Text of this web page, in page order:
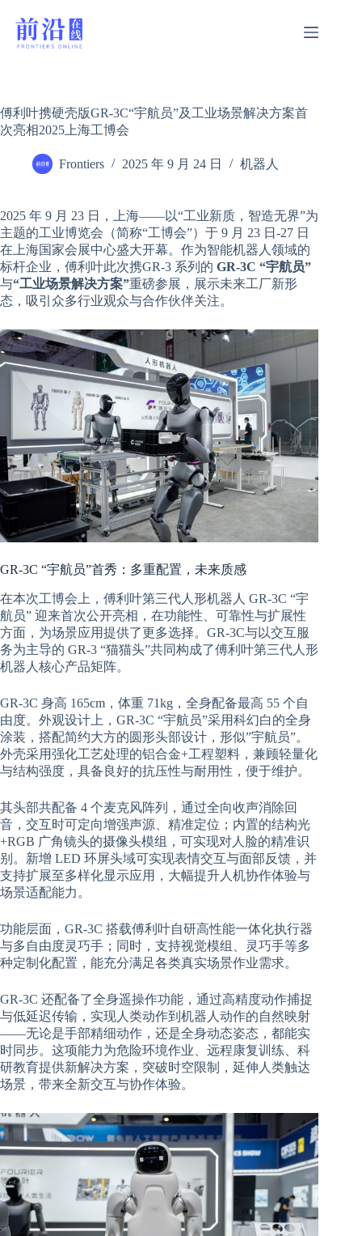
傅利叶携硬壳版GR-3C“宇航员”及工业场景解决方案首
次亮相2025上海工博会
Frontiers 2025 年 9 月 24 日 机器人
2025 年 9 月 23 日，上海——以“工业新质，智造无界”为
主题的工业博览会（简称“工博会”）于 9 月 23 日-27 日
在上海国家会展中心盛大开幕。作为智能机器人领域的
标杆企业，傅利叶此次携GR-3 系列的 GR-3C “宇航员”
与“工业场景解决方案”重磅参展，展示未来工厂新形
态，吸引众多行业观众与合作伙伴关注。
GR-3C “宇航员”首秀：多重配置，未来质感
在本次工博会上，傅利叶第三代人形机器人 GR-3C “宇
航员” 迎来首次公开亮相，在功能性、可靠性与扩展性
方面，为场景应用提供了更多选择。GR-3C与以交互服
务为主导的 GR-3 “猫猫头”共同构成了傅利叶第三代人形
机器人核心产品矩阵。
GR-3C 身高 165cm，体重 71kg，全身配备最高 55 个自
由度。外观设计上，GR-3C “宇航员”采用科幻白的全身
涂装，搭配简约大方的圆形头部设计，形似”宇航员”。
外壳采用强化工艺处理的铝合金+工程塑料，兼顾轻量化
与结构强度，具备良好的抗压性与耐用性，便于维护。
其头部共配备 4 个麦克风阵列，通过全向收声消除回
音，交互时可定向增强声源、精准定位；内置的结构光
+RGB 广角镜头的摄像头模组，可实现对人脸的精准识
别。新增 LED 环屏头域可实现表情交互与面部反馈，并
支持扩展至多样化显示应用，大幅提升人机协作体验与
场景适配能力。
功能层面，GR-3C 搭载傅利叶自研高性能一体化执行器
与多自由度灵巧手；同时，支持视觉模组、灵巧手等多
种定制化配置，能充分满足各类真实场景作业需求。
GR-3C 还配备了全身遥操作功能，通过高精度动作捕捉
与低延迟传输，实现人类动作到机器人动作的自然映射
——无论是手部精细动作，还是全身动态姿态，都能实
时同步。这项能力为危险环境作业、远程康复训练、科
研教育提供新解决方案，突破时空限制，延伸人类触达
场景，带来全新交互与协作体验。